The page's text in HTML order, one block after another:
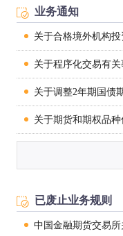
中国金融期货交易
中国金融期货交易
中国金融期货交易
中国金融期货交易
中国金融期货交易
中国金融期货交易
中国金融期货交易所
中国金融期货交易
中国金融期货交易所
业务通知
关于合格境外机构
关于程序化交易有
关于调整2年期国债
关于期货和期权品
关于上证50股指期
关于套期保值交易
已废止业务规则
中国金融期货交易